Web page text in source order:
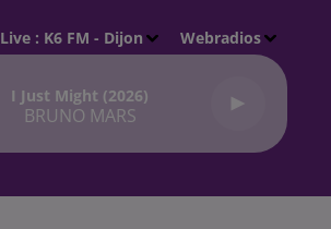
Live : K6 FM - Dijon Webradios
I Just Might (2026)
BRUNO MARS